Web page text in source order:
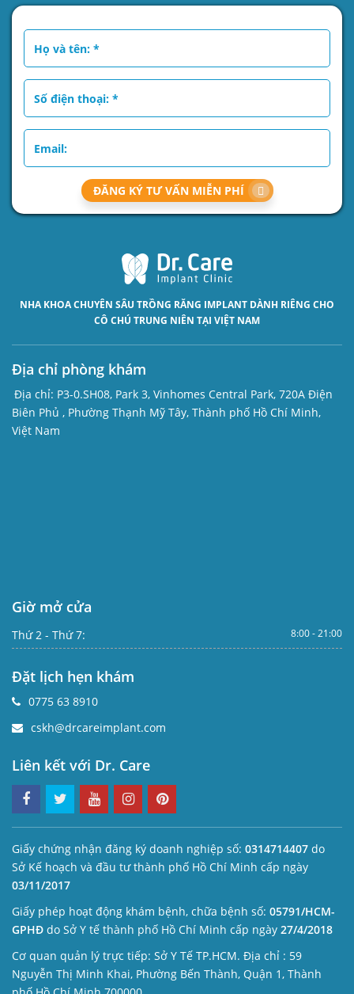
ĐĂNG KÝ TƯ VẤN MIỄN PHÍ
NHA KHOA CHUYÊN SÂU TRỒNG RĂNG IMPLANT DÀNH RIÊNG CHO
CÔ CHÚ TRUNG NIÊN TẠI VIỆT NAM
Địa chỉ phòng khám
Địa chỉ: P3-0.SH08, Park 3, Vinhomes Central Park, 720A Điện
Biên Phủ , Phường Thạnh Mỹ Tây, Thành phố Hồ Chí Minh,
Việt Nam
Giờ mở cửa
Thứ 2 - Thứ 7: 8:00 - 21:00
Đặt lịch hẹn khám
0775 63 8910
cskh@drcareimplant.com
Liên kết với Dr. Care
Giấy chứng nhận đăng ký doanh nghiệp số: 0314714407 do
Sở Kế hoạch và đầu tư thành phố Hồ Chí Minh cấp ngày
03/11/2017
Giấy phép hoạt động khám bệnh, chữa bệnh số: 05791/HCM-
GPHĐ do Sở Y tế thành phố Hồ Chí Minh cấp ngày 27/4/2018
Cơ quan quản lý trực tiếp: Sở Y Tế TP.HCM. Địa chỉ : 59
Nguyễn Thị Minh Khai, Phường Bến Thành, Quận 1, Thành